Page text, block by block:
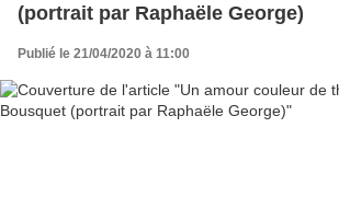
(portrait par Raphaële George)
Publié le 21/04/2020 à 11:00